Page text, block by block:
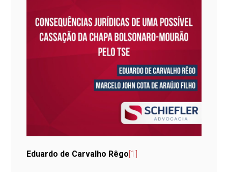
Eduardo de Carvalho Rêgo [1]